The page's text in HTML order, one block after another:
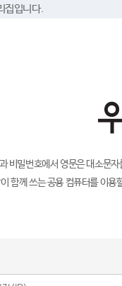
집입니다.
비밀번호에서 영문은 대소문
함께 쓰는 공용 컴퓨터를 이